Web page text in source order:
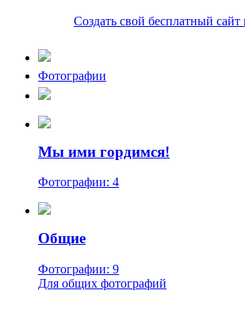
Создать свой бесплатный
Фотографии
Мы ими гордимся!
Фотографии: 4
Общие
Фотографии: 9
Для общих фотографий